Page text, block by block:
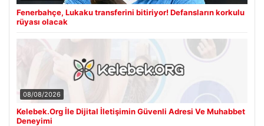
Fenerbahçe, Lukaku transferini bitiriyor! Defansların korkulu
rüyası olacak
08/08/2026
Kelebek.Org İle Dijital İletişimin Güvenli Adresi Ve Muhabbet
Deneyimi